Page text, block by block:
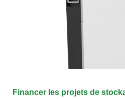
Financer les projets de